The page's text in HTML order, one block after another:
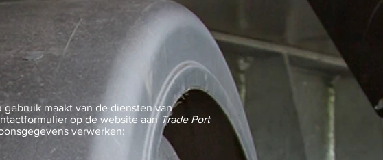
maakt van de diensten van
op de website aan Trade Port
verwerken: